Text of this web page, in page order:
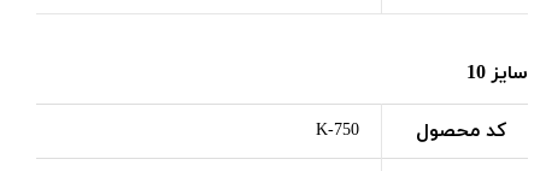
سایز 10
کد محصول K-750